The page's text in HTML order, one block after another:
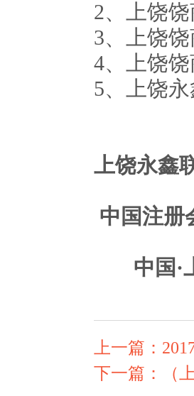
2、上饶
3、上饶
4、上饶
5、上饶
上饶永鑫
中国注册
中国
上一篇：
下一篇：（